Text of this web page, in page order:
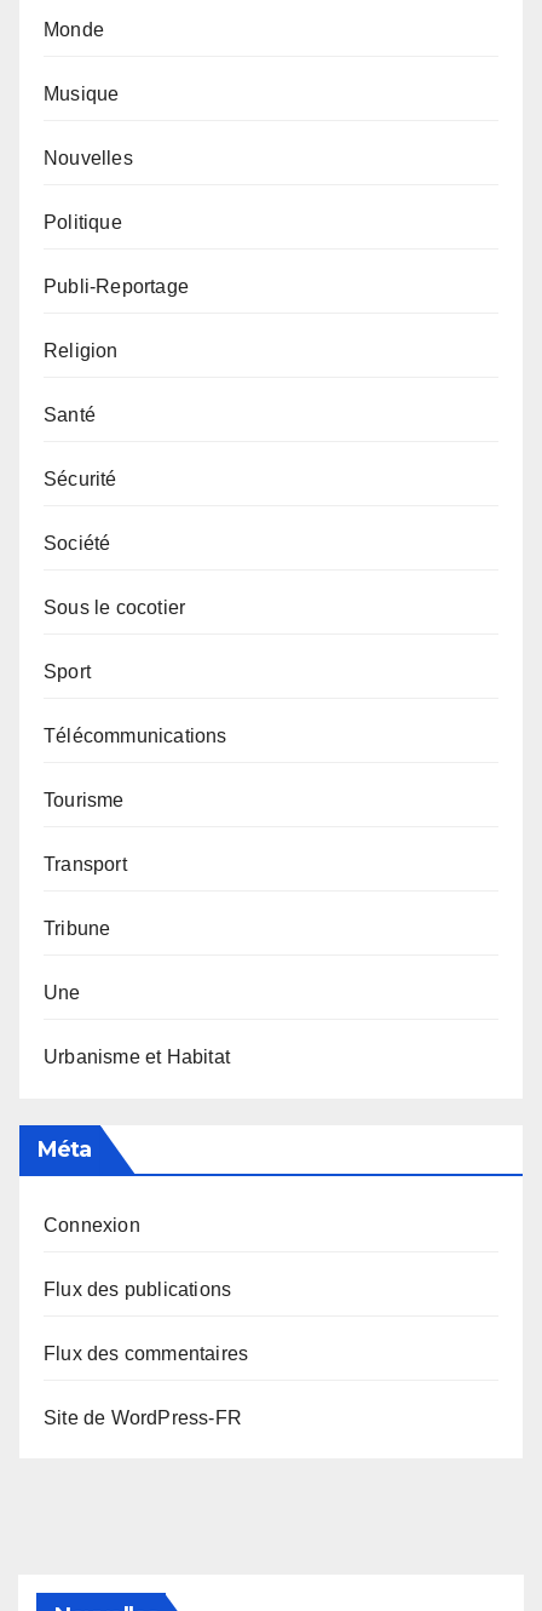
Monde
Musique
Nouvelles
Politique
Publi-Reportage
Religion
Santé
Sécurité
Société
Sous le cocotier
Sport
Télécommunications
Tourisme
Transport
Tribune
Une
Urbanisme et Habitat
Méta
Connexion
Flux des publications
Flux des commentaires
Site de WordPress-FR